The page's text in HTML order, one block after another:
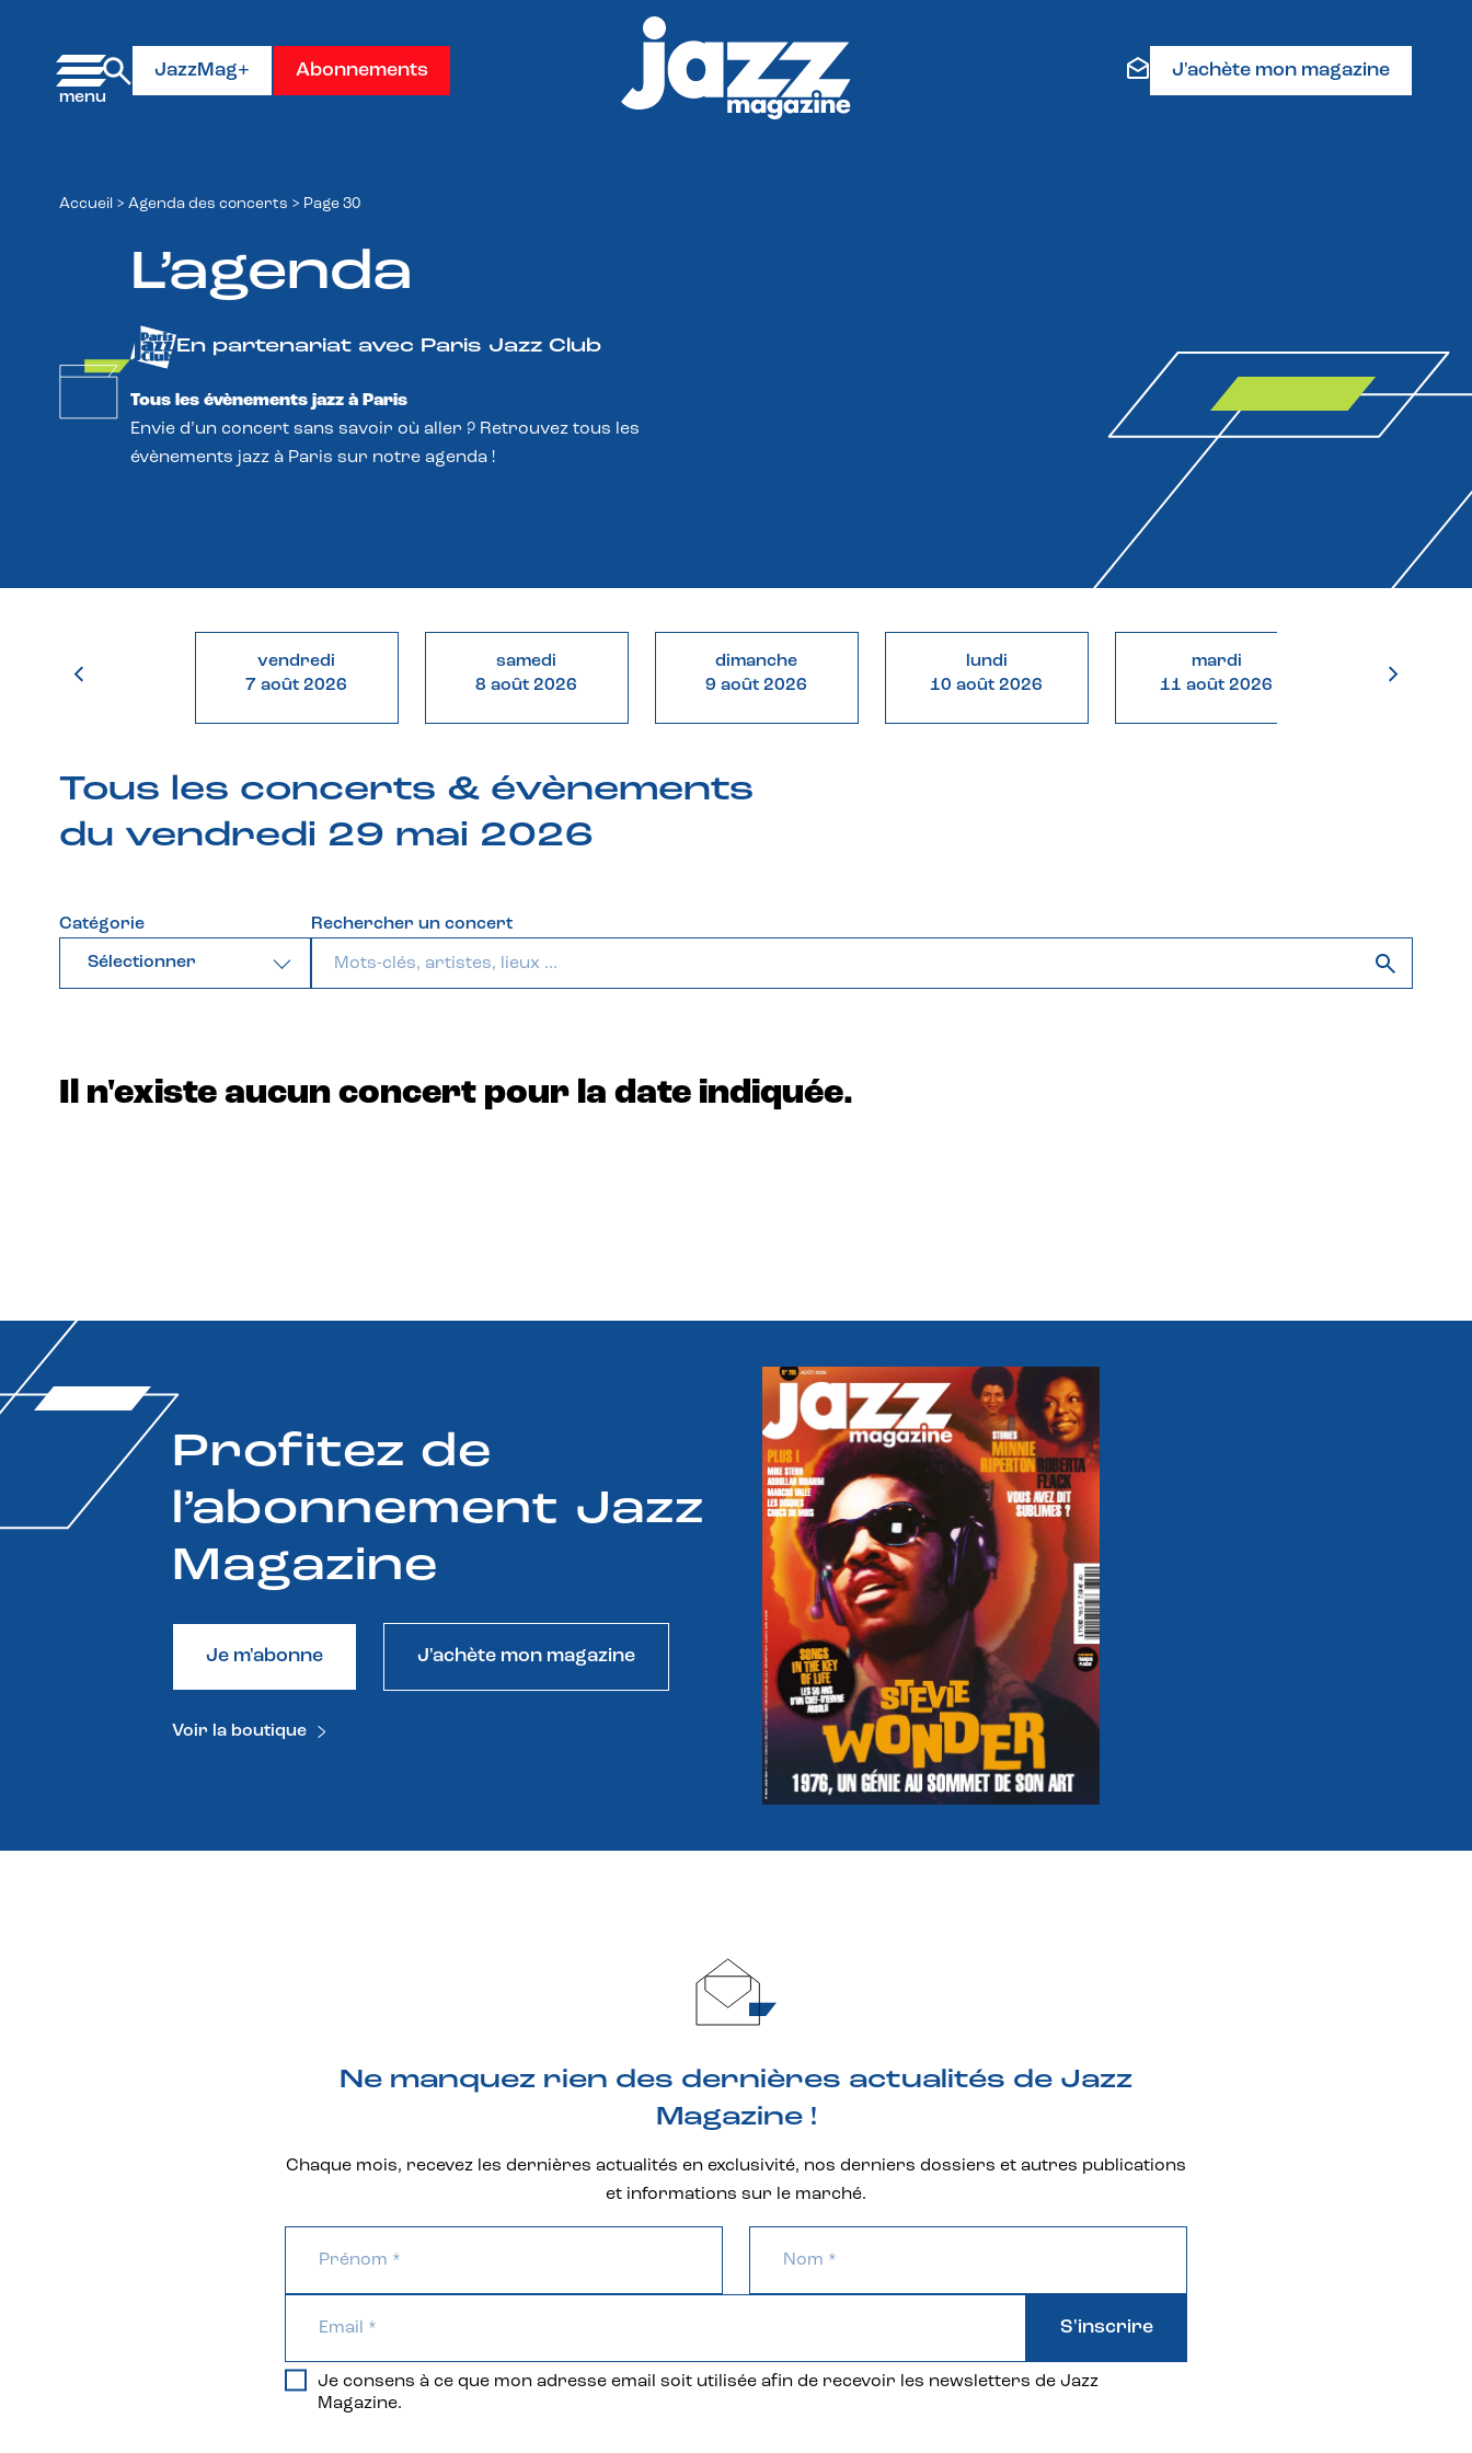
JazzMag+ Abonnements J'achète mon magazine
Accueil > Agenda des concerts > Page 30
L’agenda
En partenariat avec Paris Jazz Club
Tous les évènements jazz à Paris
Envie d’un concert sans savoir où aller ? Retrouvez tous les
évènements jazz à Paris sur notre agenda !
vendredi
7 août 2026
samedi
8 août 2026
dimanche
9 août 2026
lundi
10 août 2026
mardi
11 août 2026
12 août
Tous les concerts & évènements
du vendredi 29 mai 2026
Catégorie
Sélectionner
Rechercher un concert
Il n'existe aucun concert pour la date indiquée.
Profitez de
l’abonnement Jazz
Magazine
Je m'abonne J'achète mon magazine
Voir la boutique
Ne manquez rien des dernières actualités de Jazz
Magazine !
Chaque mois, recevez les dernières actualités en exclusivité, nos derniers dossiers et autres publications
et informations sur le marché.
Je consens à ce que mon adresse email soit utilisée afin de recevoir les newsletters de Jazz
Magazine.
S'inscrire